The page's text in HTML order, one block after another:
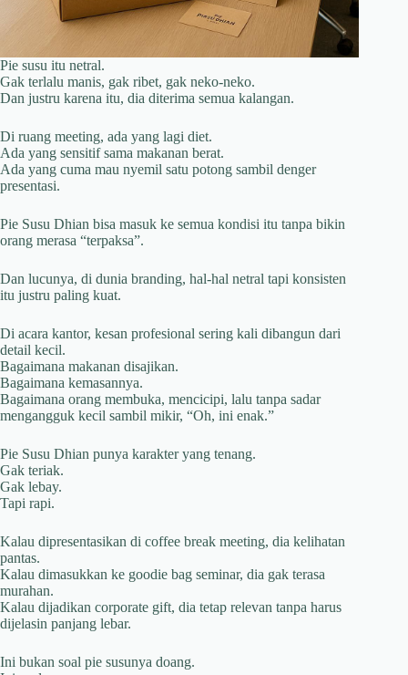
Pie susu itu netral.
Gak terlalu manis, gak ribet, gak neko-neko.
Dan justru karena itu, dia diterima semua kalangan.
Di ruang meeting, ada yang lagi diet.
Ada yang sensitif sama makanan berat.
Ada yang cuma mau nyemil satu potong sambil denger
presentasi.
Pie Susu Dhian bisa masuk ke semua kondisi itu tanpa bikin
orang merasa “terpaksa”.
Dan lucunya, di dunia branding, hal-hal netral tapi konsisten
itu justru paling kuat.
Di acara kantor, kesan profesional sering kali dibangun dari
detail kecil.
Bagaimana makanan disajikan.
Bagaimana kemasannya.
Bagaimana orang membuka, mencicipi, lalu tanpa sadar
mengangguk kecil sambil mikir, “Oh, ini enak.”
Pie Susu Dhian punya karakter yang tenang.
Gak teriak.
Gak lebay.
Tapi rapi.
Kalau dipresentasikan di coffee break meeting, dia kelihatan
pantas.
Kalau dimasukkan ke goodie bag seminar, dia gak terasa
murahan.
Kalau dijadikan corporate gift, dia tetap relevan tanpa harus
dijelasin panjang lebar.
Ini bukan soal pie susunya doang.